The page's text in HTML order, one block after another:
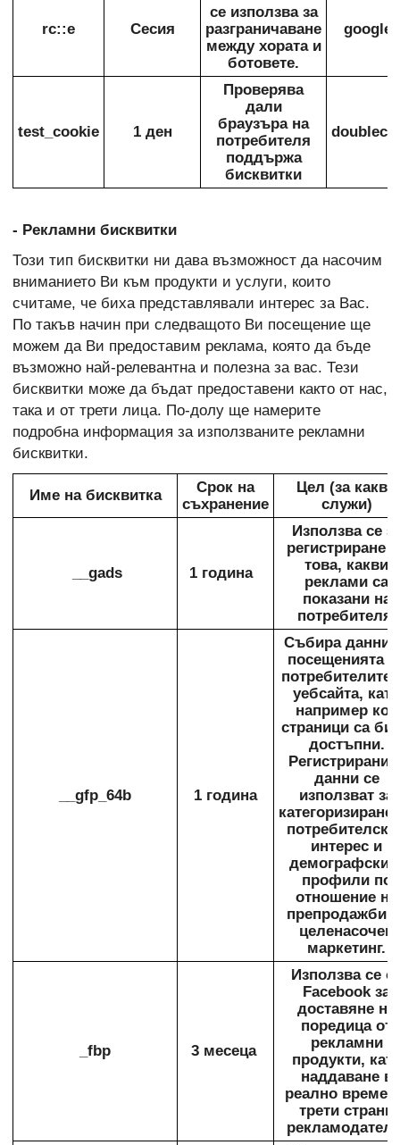
rc::e Сесия
се използва за
разграничаване
между хората и
ботовете.
test_cookie 1 ден
Проверява
дали
браузъра на
потребителя
поддържа
бисквитки
- Рекламни бисквитки
Този тип бисквитки ни дава възможност да насочим
вниманието Ви към продукти и услуги, които
считаме, че биха представлявали интерес за Вас.
По такъв начин при следващото Ви посещение ще
можем да Ви предоставим реклама, която да бъде
възможно най-релевантна и полезна за вас. Тези
бисквитки може да бъдат предоставени както от нас,
така и от трети лица. По-долу ще намерите
подробна информация за използваните рекламни
бисквитки.
Име на бисквитка
Срок на
съхранение
Цел (за какво
служи)
__gads 1 година
Използва се
регистриране
това, какви
реклами са
показани на
потребителя.
__gfp_64b 1 година
Събира данни
посещенията
потребителите
уебсайта, като
например кои
страници са
достъпни.
данни се
използват за
категоризиране
интерес и
профили по
отношение на
препродажби
целенасочен
маркетинг.
_fbp 3 месеца
Използва се
Facebook за
доставяне на
поредица от
рекламни
продукти,
наддаване в
реално време
трети страни